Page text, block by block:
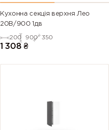
Кухонна секція верхня Лео
20В/900 1дв
200 900 350
1 308 ₴